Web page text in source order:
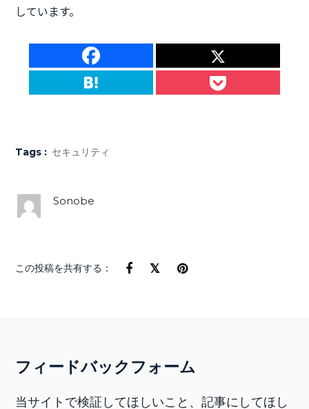
しています。
Tags : セキュリティ
Sonobe
この投稿を共有する：
フィードバックフォーム
当サイトで検証してほしいこと、記事にしてほし